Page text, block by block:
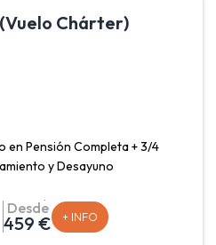
(Vuelo Chárter)
en Pensión Completa + 3/4
y Desayuno
y Sábado.
Valencia: Lunes.
Desde
459 € + INFO